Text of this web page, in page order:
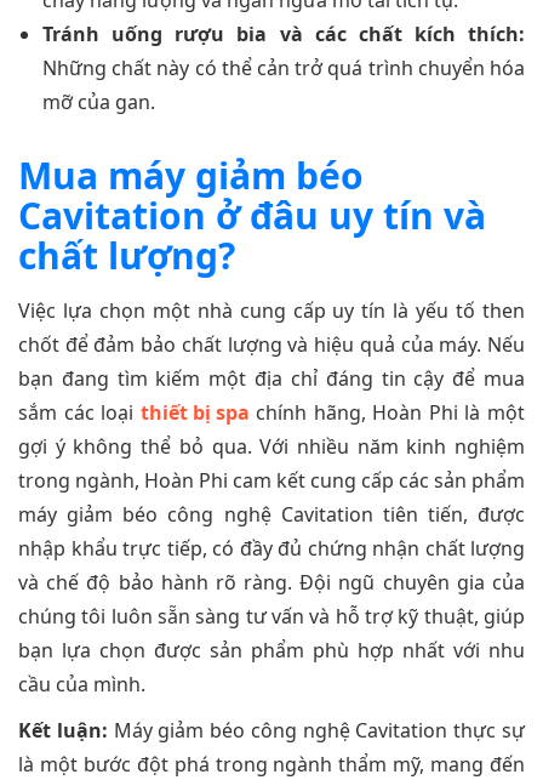
Tránh uống rượu bia và các chất kích thích:
Những chất này có thể cản trở quá trình chuyển hóa
mỡ của gan.
Mua máy giảm béo
Cavitation ở đâu uy tín và
chất lượng?
Việc lựa chọn một nhà cung cấp uy tín là yếu tố then
chốt để đảm bảo chất lượng và hiệu quả của máy. Nếu
bạn đang tìm kiếm một địa chỉ đáng tin cậy để mua
sắm các loại thiết bị spa chính hãng, Hoàn Phi là một
gợi ý không thể bỏ qua. Với nhiều năm kinh nghiệm
trong ngành, Hoàn Phi cam kết cung cấp các sản phẩm
máy giảm béo công nghệ Cavitation tiên tiến, được
nhập khẩu trực tiếp, có đầy đủ chứng nhận chất lượng
và chế độ bảo hành rõ ràng. Đội ngũ chuyên gia của
chúng tôi luôn sẵn sàng tư vấn và hỗ trợ kỹ thuật, giúp
bạn lựa chọn được sản phẩm phù hợp nhất với nhu
cầu của mình.
Kết luận: Máy giảm béo công nghệ Cavitation thực sự
là một bước đột phá trong ngành thẩm mỹ, mang đến